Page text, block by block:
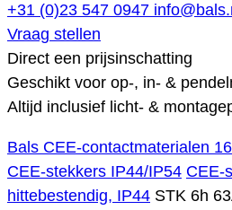
+31 (0)23 547 0947
Vraag stellen
Direct een prijsinschatting
Geschikt voor op-, in- &
Altijd inclusief licht- &
Bals CEE-contactmaterialen
CEE-stekkers IP44/IP54 CEE-
hittebestendig, IP44 STK 6h